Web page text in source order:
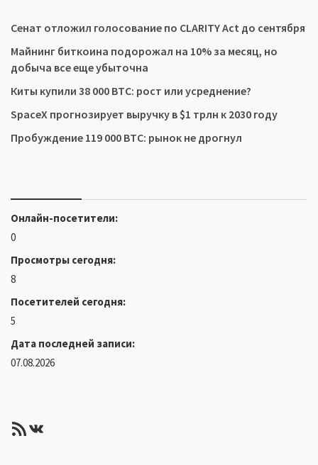
Сенат отложил голосование по CLARITY Act до сентября
Майнинг биткоина подорожал на 10% за месяц, но
добыча все еще убыточна
Киты купили 38 000 BTC: рост или усреднение?
SpaceX прогнозирует выручку в $1 трлн к 2030 году
Пробуждение 119 000 BTC: рынок не дрогнул
Онлайн-посетители:
0
Просмотры сегодня:
8
Посетителей сегодня:
5
Дата последней записи:
07.08.2026
RSS-лентаВКонтакте